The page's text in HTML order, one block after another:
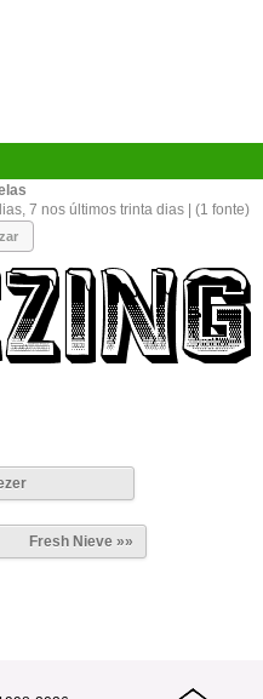
7 nos últimos trinta dias | (1 fonte)
Fresh Nieve »»